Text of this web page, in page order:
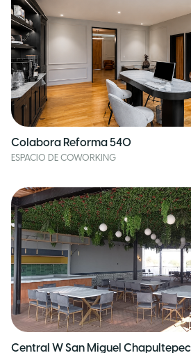
Colabora Reforma 540
ESPACIO DE COWORKING
Central W San Miguel Chapultepec